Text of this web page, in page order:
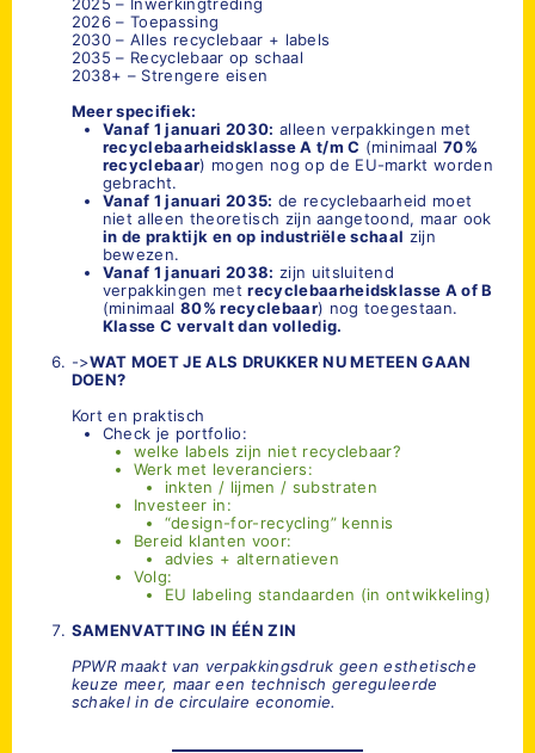
2026 – Toepassing
2030 – Alles recyclebaar + labels
2035 – Recyclebaar op schaal
2038+ – Strengere eisen
Meer specifiek:
Vanaf 1 januari 2030: alleen verpakkingen met
recyclebaarheidsklasse A t/m C (minimaal70%
recyclebaar) mogen nog op de EU-markt worden
gebracht.
Vanaf 1 januari 2035: de recyclebaarheid moet
niet alleen theoretisch zijn aangetoond, maar ook
in de praktijk en op industriële schaal zijn
bewezen.
Vanaf 1 januari 2038: zijn uitsluitend
verpakkingen metrecyclebaarheidsklasse A of B
(minimaal 80% recyclebaar) nog toegestaan.
Klasse C vervalt dan volledig.
->WAT MOET JE ALS DRUKKER NU METEEN GAAN
DOEN?
Kort en praktisch
Check je portfolio:
welke labels zijn niet recyclebaar?
Werk met leveranciers:
inkten / lijmen / substraten
Investeer in:
“design-for-recycling” kennis
Bereid klanten voor:
advies + alternatieven
Volg:
EU labeling standaarden (in ontwikkeling)
SAMENVATTING IN ÉÉN ZIN
PPWR maakt van verpakkingsdruk geen esthetische
keuze meer, maar een technisch gereguleerde
schakel in de circulaire economie.